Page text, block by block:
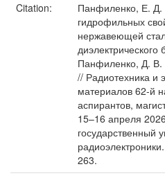
Citation:
Панфиленко, Е.
гидрофильных
нержавеющей
Панфиленко, Д. В.
// Радиотехника и
материалов 62-й
аспирантов,
15–16 апреля
государственный
263.